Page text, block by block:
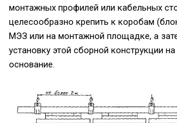
монтажных профилей или кабельных
целесообразно крепить к коробам
МЭЗ или на монтажной площадке, а
установку этой сборной конструкции
основание.